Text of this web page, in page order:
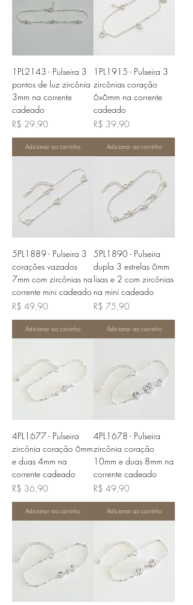
1PL2143 - Pulseira 3
pontos de luz zircônia
3mm na corrente
cadeado
Preço
R$ 29,90
Adicionar ao carrinho
1PL1915 - Pulseira 3
zircônias coração
6x6mm na corrente
cadeado
Preço
R$ 39,90
Adicionar ao carrinho
5PL1889 - Pulseira 3
corações vazados
7mm com zircônias na
corrente mini cadeado
Preço
R$ 49,90
Adicionar ao carrinho
5PL1890 - Pulseira
dupla 3 estrelas 6mm
lisas e 2 com zircônias
na mini cadeado
Preço
R$ 75,90
Adicionar ao carrinho
4PL1677 - Pulseira
zircônia coração 6mm
e duas 4mm na
corrente cadeado
Preço
R$ 36,90
Adicionar ao carrinho
4PL1678 - Pulseira
zircônia coração
10mm e duas 8mm na
corrente cadeado
Preço
R$ 49,90
Adicionar ao carrinho